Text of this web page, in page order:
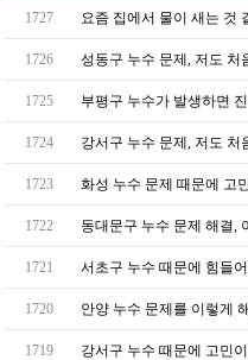
1727 요즘 집에서 물이 새는 것
1726 성동구 누수 문제, 저도 처
1725 부평구 누수가 발생하면
1724 강서구 누수 문제, 저도 처
1723 화성 누수 문제 때문에 고
1722 동대문구 누수 문제 해결,
1721 서초구 누수 때문에 힘들
1720 안양 누수 문제를 이렇게
1719 강서구 누수 때문에 고민